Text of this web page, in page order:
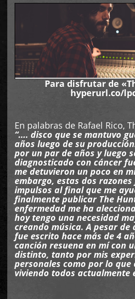
Para disfrutar de
hyperurl.co/
En palabras de Rafael Rico,
“…. disco que se mantuvo
años luego de su
por un par de años y luego
diagnosticado con cáncer
me detuvieron un poco en
embargo, estas dos
impulsos al final que me
finalmente publicar The
enfermedad me ha
hoy tengo una necesidad
creando música. A pesar de
fue escrito hace más de 4
canción resuena en mí con
distinto, tanto por mis
personales como por lo que
viviendo todos actualmente